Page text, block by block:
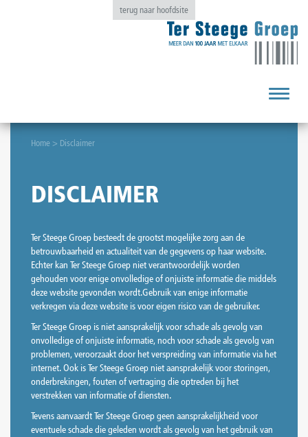
terug naar hoofdsite
Toggle
Home > Disclaimer
DISCLAIMER
Ter Steege Groep besteedt de grootst mogelijke zorg aan de
betrouwbaarheid en actualiteit van de gegevens op haar website.
Echter kan Ter Steege Groep niet verantwoordelijk worden
gehouden voor enige onvolledige of onjuiste informatie die middels
deze website gevonden wordt.Gebruik van enige informatie
verkregen via deze website is voor eigen risico van de gebruiker.
Ter Steege Groep is niet aansprakelijk voor schade als gevolg van
onvolledige of onjuiste informatie, noch voor schade als gevolg van
problemen, veroorzaakt door het verspreiding van informatie via het
internet. Ook is Ter Steege Groep niet aansprakelijk voor storingen,
onderbrekingen, fouten of vertraging die optreden bij het
verstrekken van informatie of diensten.
Tevens aanvaardt Ter Steege Groep geen aansprakelijkheid voor
eventuele schade die geleden wordt als gevolg van het gebruik van